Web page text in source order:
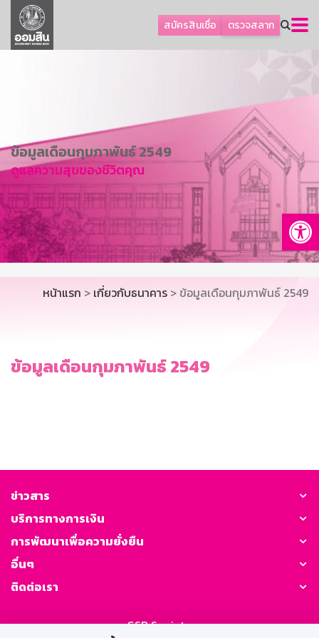
สมัครสินเชื่อ ตรวจสลาก
ลูกค้าธุรกิจ
ลูกค้าผู้ประกอบรายย่อย
การพัฒนาที่ยั่งยืน
ข่าวสาร
บริการทางการเงิน
อื่นๆ
ติดต่อเรา
บริการออนไลน์
TH
EN
ข้อมูลเดือนกุมภาพันธ์ 2549
ดูแลความสุขของชีวิตคุณ
หน้าแรก > เกี่ยวกับธนาคาร > ข้อมูลเดือนกุมภาพันธ์ 2549
ข้อมูลเดือนกุมภาพันธ์ 2549
ข่าวสาร
บริการทางการเงิน
การพัฒนาเพื่อความยั่งยืน
อื่นๆ
ติดต่อเรา
GSB Society: